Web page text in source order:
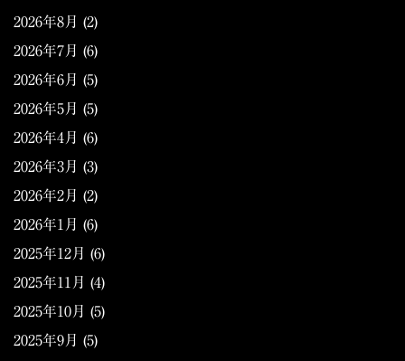
2026年8月 (2)
2026年7月 (6)
2026年6月 (5)
2026年5月 (5)
2026年4月 (6)
2026年3月 (3)
2026年2月 (2)
2026年1月 (6)
2025年12月 (6)
2025年11月 (4)
2025年10月 (5)
2025年9月 (5)